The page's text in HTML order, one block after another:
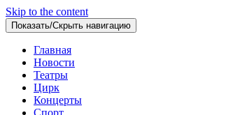
Skip to the content
Показать/Скрыть навигацию
Главная
Новости
Театры
Цирк
Концерты
Спорт